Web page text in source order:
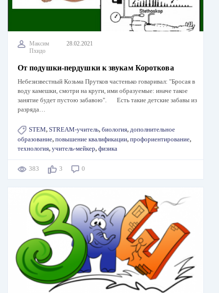
Максим
Пхидо
28.02.2021
От подушки-пердушки к звукам Короткова
Небезизвестный Козьма Прутков частенько говаривал: "Бросая в
воду камешки, смотри на круги, ими образуемые: иначе такое
занятие будет пустою забавою". Есть такие детские забавы из
разряда…
STEM, STREAM-учитель, биология, дополнительное
образование, повышение квалификации, профориентирование,
технология, учитель-мейкер, физика
383 3 0